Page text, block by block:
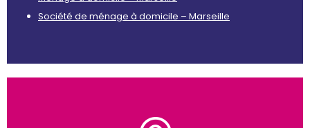
Société de ménage à domicile – Marseille